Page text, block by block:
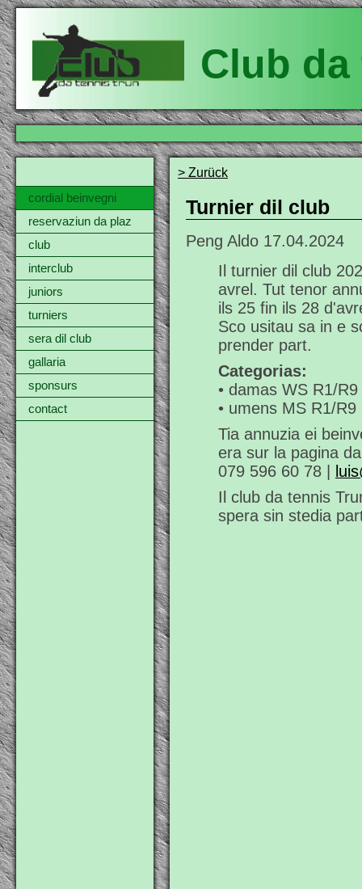
Club
cordial beinvegni
reservaziun da plaz
club
interclub
juniors
turniers
sera dil club
gallaria
sponsurs
contact
> Zurück
Turnier dil club
Peng Aldo 17.04.2024
Il turnier dil club
avrel. Tut tenor
ils 25 fin ils 28
Sco usitau sa in e
prender part.
Categorias:
• damas WS R1/
• umens MS R1/
Tia annuzia ei
era sur la pagina
079 596 60 78 |
Il club da tennis
spera sin stedia